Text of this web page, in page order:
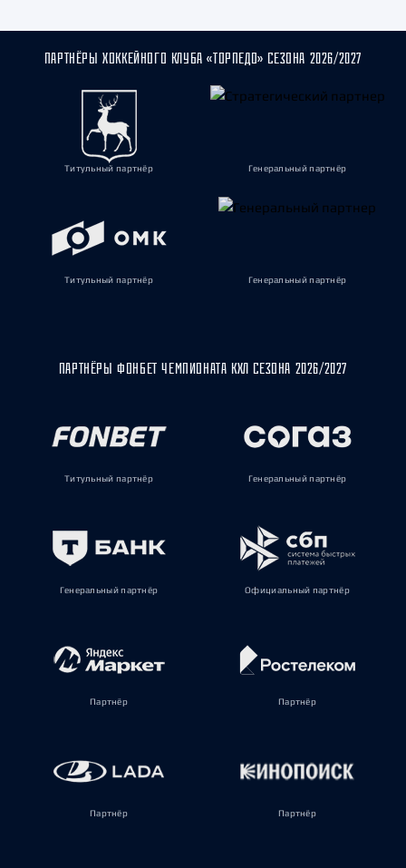
ПАРТНЁРЫ ХОККЕЙНОГО КЛУБА «ТОРПЕДО» СЕЗОНА 2026/2027
Титульный партнёр Генеральный партнёр
Титульный партнёр Генеральный партнёр
ПАРТНЁРЫ ФОНБЕТ ЧЕМПИОНАТА КХЛ СЕЗОНА 2026/2027
Титульный партнёр Генеральный партнёр
Генеральный партнёр Официальный партнёр
Партнёр Партнёр
Партнёр Партнёр